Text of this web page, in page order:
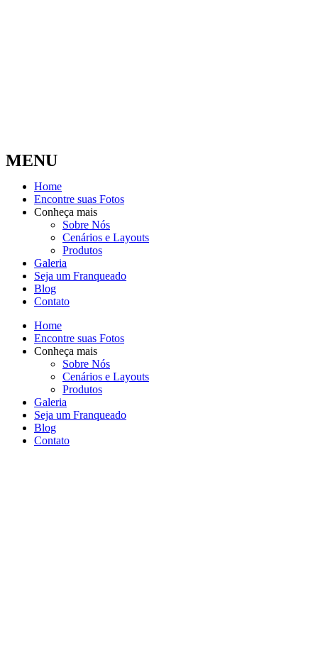
MENU
Home
Encontre suas Fotos
Conheça mais
Sobre Nós
Cenários e Layouts
Produtos
Galeria
Seja um Franqueado
Blog
Contato
Home
Encontre suas Fotos
Conheça mais
Sobre Nós
Cenários e Layouts
Produtos
Galeria
Seja um Franqueado
Blog
Contato